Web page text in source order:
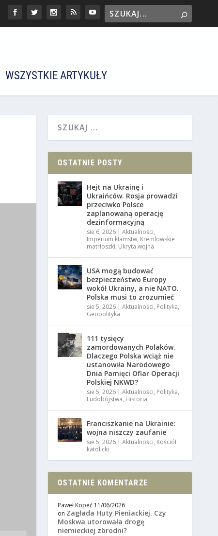
WSZYSTKIE ARTYKUŁY
OSTATNIE POSTY
Hejt na Ukrainę i
Ukraińców. Rosja prowadzi
przeciwko Polsce
zaplanowaną operację
dezinformacyjną
sie 6, 2026 |Aktualności,
Imperium kłamstw, Kremlowskie
matrioszki, Ukryta wojna
USA mogą budować
bezpieczeństwo Europy
wokół Ukrainy, a nie NATO.
Polska musi to zrozumieć
sie 5, 2026 |Aktualności, Polityka,
Geopolityka
111 tysięcy
zamordowanych Polaków.
Dlaczego Polska wciąż nie
ustanowiła Narodowego
Dnia Pamięci Ofiar Operacji
Polskiej NKWD?
sie 5, 2026 |Aktualności, Polityka,
Ludobójstwa, Historia
Franciszkanie na Ukrainie:
wojna niszczy zaufanie
sie 5, 2026 |Aktualności, Kościół
katolicki
OSTATNIE KOMENTARZE
Paweł Kopeć 11/06/2026
on Zagłada Huty Pieniackiej. Czy
Moskwa utorowała drogę
niemieckiej zbrodni?